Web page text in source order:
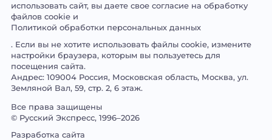
использовать сайт, вы даете свое согласие на обработку
файлов cookie и
Политикой обработки персональных данных
. Если вы не хотите использовать файлы cookie, измените
настройки браузера, которым вы пользуетесь для
посещения сайта.
Андрес: 109004 Россия, Московская область, Москва, ул.
Земляной Вал, 59, стр. 2, 6 этаж.
Все права защищены
© Русский Экспресс, 1996–2026
Разработка сайта